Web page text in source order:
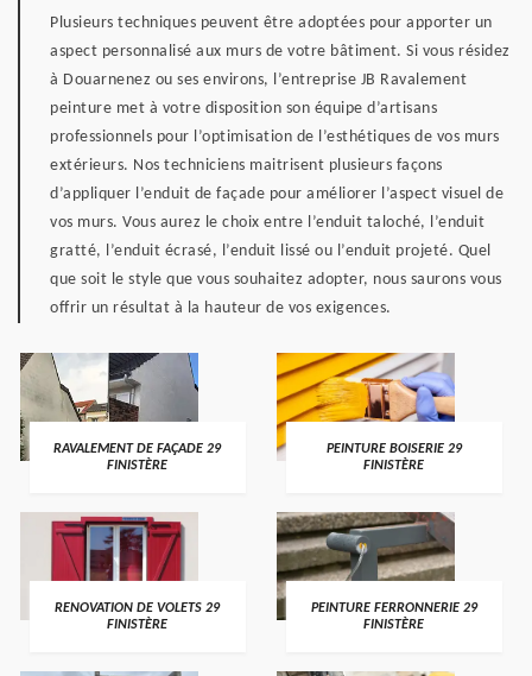
Plusieurs techniques peuvent être adoptées pour apporter un
aspect personnalisé aux murs de votre bâtiment. Si vous résidez
à Douarnenez ou ses environs, l’entreprise JB Ravalement
peinture met à votre disposition son équipe d’artisans
professionnels pour l’optimisation de l’esthétiques de vos murs
extérieurs. Nos techniciens maitrisent plusieurs façons
d’appliquer l’enduit de façade pour améliorer l’aspect visuel de
vos murs. Vous aurez le choix entre l’enduit taloché, l’enduit
gratté, l’enduit écrasé, l’enduit lissé ou l’enduit projeté. Quel
que soit le style que vous souhaitez adopter, nous saurons vous
offrir un résultat à la hauteur de vos exigences.
RAVALEMENT DE FAÇADE 29
FINISTÈRE
PEINTURE BOISERIE 29
FINISTÈRE
RENOVATION DE VOLETS 29
FINISTÈRE
PEINTURE FERRONNERIE 29
FINISTÈRE